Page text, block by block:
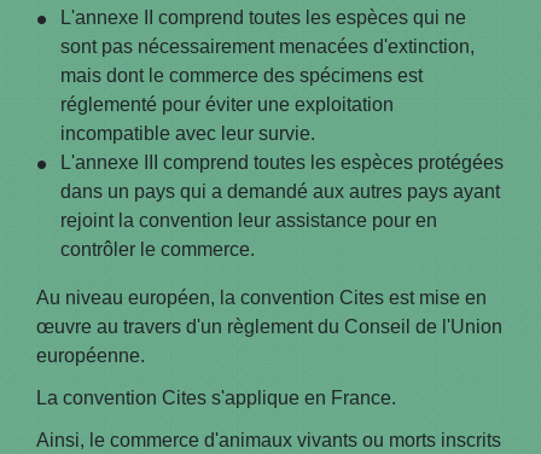
L'annexe II comprend toutes les espèces qui ne
sont pas nécessairement menacées d'extinction,
mais dont le commerce des spécimens est
réglementé pour éviter une exploitation
incompatible avec leur survie.
L'annexe III comprend toutes les espèces protégées
dans un pays qui a demandé aux autres pays ayant
rejoint la convention leur assistance pour en
contrôler le commerce.
Au niveau européen, la convention Cites est mise en
œuvre au travers d'un règlement du Conseil de l'Union
européenne.
La convention Cites s'applique en France.
Ainsi, le commerce d'animaux vivants ou morts inscrits